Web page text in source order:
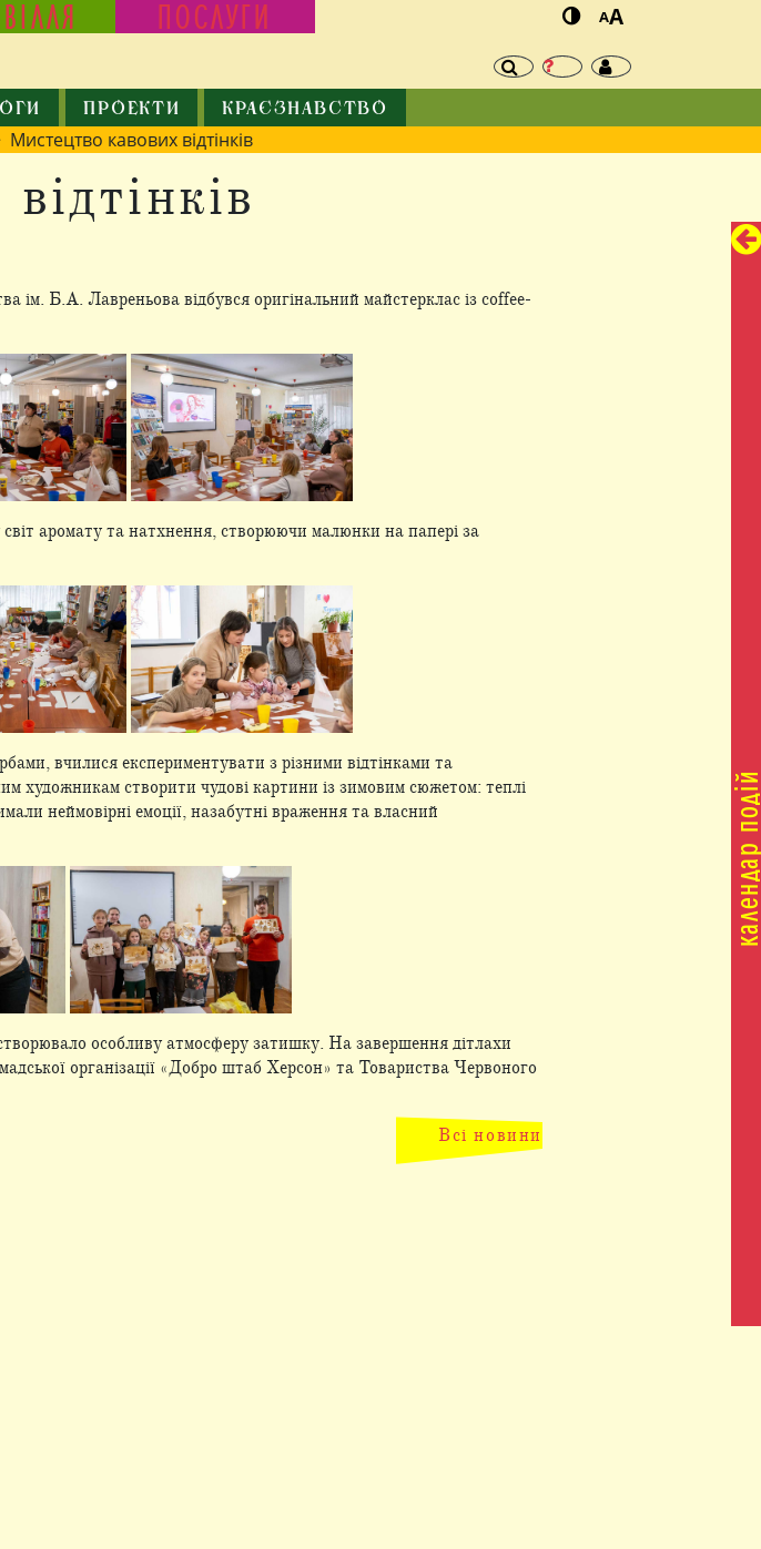
ПОСЛУГИ AA
ПРОЕКТИ КРАЄЗНАВСТВО
Мистецтво кавових відтінків
ім. Б.А. Лавреньова відбувся оригінальний майстерклас із сoffee-
світ аромату та натхнення, створюючи малюнки на папері за
вчилися експериментувати з різними відтінками та
художникам створити чудові картини із зимовим сюжетом: теплі
неймовірні емоції, назабутні враження та власний
особливу атмосферу затишку. На завершення дітлахи
організації «Добро штаб Херсон» та Товариства Червоного
Всі новини